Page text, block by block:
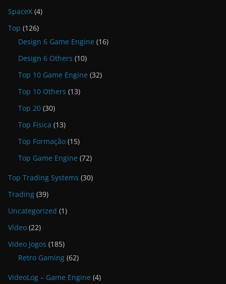
SpaceX (4)
Top (126)
Design 6 Game Engine (16)
Design 6 Others (10)
Top 10 Game Engine (32)
Top 10 Others (13)
Top 20 (30)
Top Física (13)
Top Formação (15)
Top Game Engine (72)
Top Trading Systems (30)
Trading (39)
Uncategorized (1)
Vídeo (22)
Video Jogos (185)
Retro Gaming (62)
VideoLog – Game Engine (4)